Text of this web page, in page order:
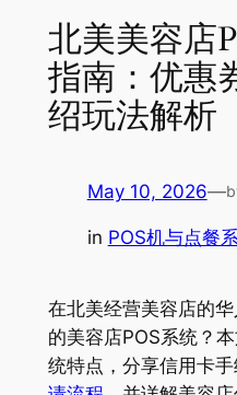
北美美容店
指南：优惠
绍玩法解析
May 10, 2026—
in POS机与点餐
在北美经营美容店的
的美容店POS系统？
统特点，分享信用卡手